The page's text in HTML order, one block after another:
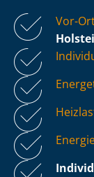
Vor-